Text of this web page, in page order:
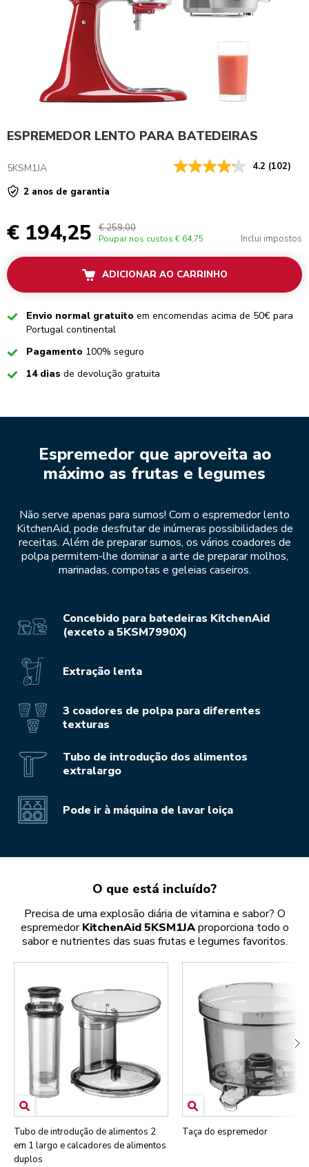
ESPREMEDOR LENTO PARA BATEDEIRAS
5KSM1JA 4.2 (102)
2 anos de garantia
€ 194,25 € 259,00
Poupar nos custos € 64,75 Inclui impostos
ADICIONAR AO CARRINHO
CheckedEnvio normal gratuito em encomendas acima de 50€ para
Portugal continental
CheckedPagamento 100% seguro
Checked
14 dias de devolução gratuita
Espremedor que aproveita ao
máximo as frutas e legumes
Não serve apenas para sumos! Com o espremedor lento
KitchenAid, pode desfrutar de inúmeras possibilidades de
receitas. Além de preparar sumos, os vários coadores de
polpa permitem-lhe dominar a arte de preparar molhos,
marinadas, compotas e geleias caseiros.
Concebido para batedeiras KitchenAid
(exceto a 5KSM7990X)
Extração lenta
3 coadores de polpa para diferentes
texturas
Tubo de introdução dos alimentos
extralargo
Pode ir à máquina de lavar loiça
O que está incluído?
Precisa de uma explosão diária de vitamina e sabor? O
espremedorKitchenAid 5KSM1JAproporciona todo o
sabor e nutrientes das suas frutas e legumes favoritos.
Tubo de introdução de alimentos 2
em 1 largo e calcadores de alimentos
duplos
Taça do espremedor